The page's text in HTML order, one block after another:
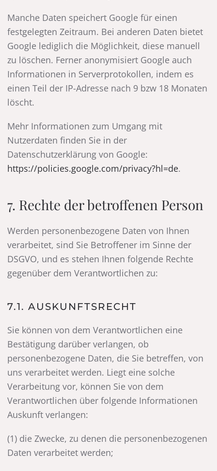
Manche Daten speichert Google für einen
festgelegten Zeitraum. Bei anderen Daten bietet
Google lediglich die Möglichkeit, diese manuell
zu löschen. Ferner anonymisiert Google auch
Informationen in Serverprotokollen, indem es
einen Teil der IP-Adresse nach 9 bzw 18 Monaten
löscht.
Mehr Informationen zum Umgang mit
Nutzerdaten finden Sie in der
Datenschutzerklärung von Google:
https://policies.google.com/privacy?hl=de.
7. Rechte der betroffenen Person
Werden personenbezogene Daten von Ihnen
verarbeitet, sind Sie Betroffener im Sinne der
DSGVO, und es stehen Ihnen folgende Rechte
gegenüber dem Verantwortlichen zu:
7.1. AUSKUNFTSRECHT
Sie können von dem Verantwortlichen eine
Bestätigung darüber verlangen, ob
personenbezogene Daten, die Sie betreffen, von
uns verarbeitet werden. Liegt eine solche
Verarbeitung vor, können Sie von dem
Verantwortlichen über folgende Informationen
Auskunft verlangen:
(1) die Zwecke, zu denen die personenbezogenen
Daten verarbeitet werden;